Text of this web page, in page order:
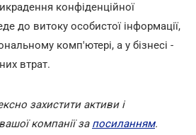
конфіденційної
до витоку особистої інформації,
комп'ютері, а у бізнесі -
втрат.
захистити активи і
компанії за посиланням.